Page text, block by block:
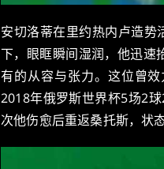
安切洛蒂在里约热内卢造势
下，眼眶瞬间湿润，他迅速
有的从容与张力。这位曾
2018年俄罗斯世界杯5场2
次他伤愈后重返桑托斯，状